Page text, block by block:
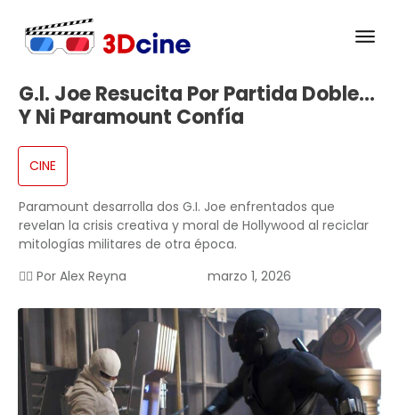
G.I. Joe Resucita Por Partida Doble…
Y Ni Paramount Confía
CINE
Paramount desarrolla dos G.I. Joe enfrentados que
revelan la crisis creativa y moral de Hollywood al reciclar
mitologías militares de otra época.
✍🏻 Por Alex Reyna marzo 1, 2026